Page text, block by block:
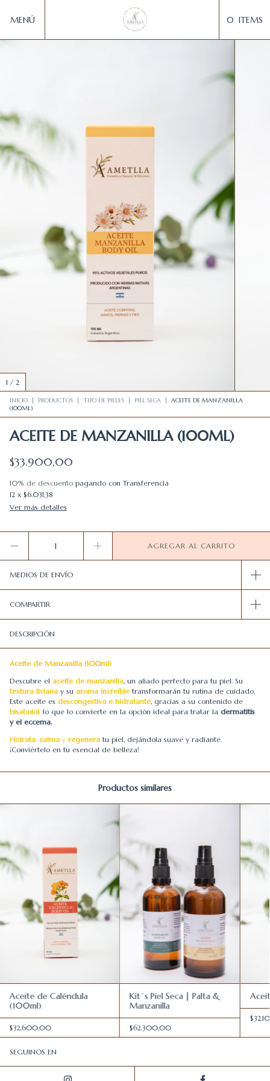
MENÚ 0 ITEMS
1 / 2
INICIO PRODUCTOS TIPO DE PIELES PIEL SECA
ACEITE DE MANZANILLA
(100ML)
ACEITE DE MANZANILLA (100ML)
$33.900,00
10% de descuento pagando con Transferencia
12 x $6.031,38
Ver más detalles
MEDIOS DE ENVÍO
COMPARTIR
DESCRIPCIÓN
Aceite de Manzanilla (100ml)
Descubre el aceite de manzanilla, un aliado perfecto para tu piel. Su
textura liviana y su aroma increíble transformarán tu rutina de cuidado.
Este aceite es descongestivo e hidratante, gracias a su contenido de
bisabolol, lo que lo convierte en la opción ideal para tratar la dermatitis
y el eccema.
Hidrata, calma y regenera tu piel, dejándola suave y radiante.
¡Conviértelo en tu esencial de belleza!
Productos similares
Aceite de Caléndula
(100ml)
$32.600,00
Kit´s Piel Seca | Palta &
Manzanilla
$62.300,00
SEGUINOS EN